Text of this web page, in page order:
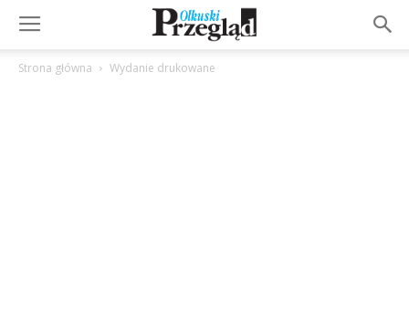
Strona główna Wydanie drukowane